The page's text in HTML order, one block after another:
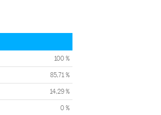
100 %
85,71 %
14,29 %
0 %